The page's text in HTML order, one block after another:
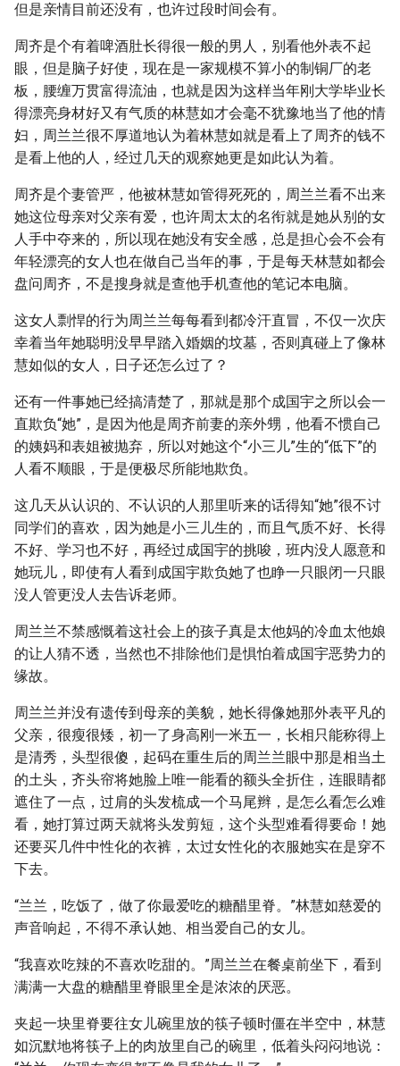
但是亲情目前还没有，也许过段时间会有。
周齐是个有着啤酒肚长得很一般的男人，别看他外表不起
眼，但是脑子好使，现在是一家规模不算小的制铜厂的老
板，腰缠万贯富得流油，也就是因为这样当年刚大学毕业长
得漂亮身材好又有气质的林慧如才会毫不犹豫地当了他的情
妇，周兰兰很不厚道地认为着林慧如就是看上了周齐的钱不
是看上他的人，经过几天的观察她更是如此认为着。
周齐是个妻管严，他被林慧如管得死死的，周兰兰看不出来
她这位母亲对父亲有爱，也许周太太的名衔就是她从别的女
人手中夺来的，所以现在她没有安全感，总是担心会不会有
年轻漂亮的女人也在做自己当年的事，于是每天林慧如都会
盘问周齐，不是搜身就是查他手机查他的笔记本电脑。
这女人剽悍的行为周兰兰每每看到都冷汗直冒，不仅一次庆
幸着当年她聪明没早早踏入婚姻的坟墓，否则真碰上了像林
慧如似的女人，日子还怎么过了？
还有一件事她已经搞清楚了，那就是那个成国宇之所以会一
直欺负“她”，是因为他是周齐前妻的亲外甥，他看不惯自己
的姨妈和表姐被抛弃，所以对她这个“小三儿”生的“低下”的
人看不顺眼，于是便极尽所能地欺负。
这几天从认识的、不认识的人那里听来的话得知“她”很不讨
同学们的喜欢，因为她是小三儿生的，而且气质不好、长得
不好、学习也不好，再经过成国宇的挑唆，班内没人愿意和
她玩儿，即使有人看到成国宇欺负她了也睁一只眼闭一只眼
没人管更没人去告诉老师。
周兰兰不禁感慨着这社会上的孩子真是太他妈的冷血太他娘
的让人猜不透，当然也不排除他们是惧怕着成国宇恶势力的
缘故。
周兰兰并没有遗传到母亲的美貌，她长得像她那外表平凡的
父亲，很瘦很矮，初一了身高刚一米五一，长相只能称得上
是清秀，头型很傻，起码在重生后的周兰兰眼中那是相当土
的土头，齐头帘将她脸上唯一能看的额头全折住，连眼睛都
遮住了一点，过肩的头发梳成一个马尾辫，是怎么看怎么难
看，她打算过两天就将头发剪短，这个头型难看得要命！她
还要买几件中性化的衣裤，太过女性化的衣服她实在是穿不
下去。
“兰兰，吃饭了，做了你最爱吃的糖醋里脊。”林慧如慈爱的
声音响起，不得不承认她、相当爱自己的女儿。
“我喜欢吃辣的不喜欢吃甜的。”周兰兰在餐桌前坐下，看到
满满一大盘的糖醋里脊眼里全是浓浓的厌恶。
夹起一块里脊要往女儿碗里放的筷子顿时僵在半空中，林慧
如沉默地将筷子上的肉放里自己的碗里，低着头闷闷地说：